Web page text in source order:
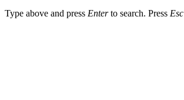
Type above and press Enterto search. Press Esc